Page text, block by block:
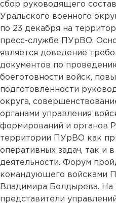
сбор руководящего
Уральского военного
по 23 декабря на
пресс-службе ПУрВО.
является доведение
документов по
боеготовности войск,
подготовленности
округа,
органами управления
формирований и органов
территории ПУрВО как
оперативных задач, так и
деятельности. Форум
командующего войсками
Владимира Болдырева. На
представители